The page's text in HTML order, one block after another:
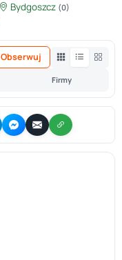
Bydgoszcz (0)
Firmy
Obserwuj